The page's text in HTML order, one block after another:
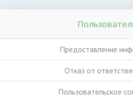
Предоставление
Отказ от
Пользовательское